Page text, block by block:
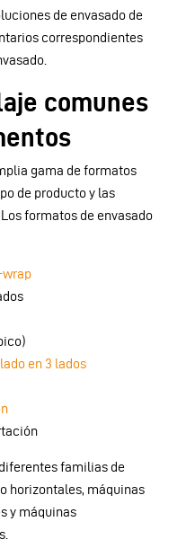
de envasado de
correspondientes
comunes
gama de formatos
de producto y las
formatos de envasado
en 3 lados
familias de
horizontales, máquinas
y máquinas